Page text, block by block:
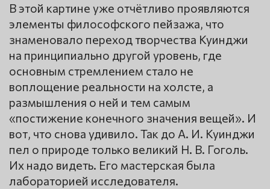
В этой картине уже отчётливо проявляются
элементы философского пейзажа, что
знаменовало переход творчества Куинджи
на принципиально другой уровень, где
основным стремлением стало не
воплощение реальности на холсте, а
размышления о ней и тем самым
«постижение конечного значения вещей». И
вот, что снова удивило. Так до А. И. Куинджи
пел о природе только великий Н. В. Гоголь.
Их надо видеть. Его мастерская была
лабораторией исследователя.